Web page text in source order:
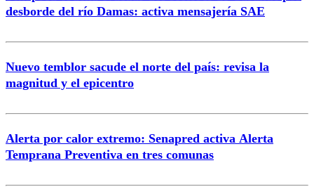
desborde del río Damas: activa mensajería SAE
Nuevo temblor sacude el norte del país: revisa la
magnitud y el epicentro
Alerta por calor extremo: Senapred activa Alerta
Temprana Preventiva en tres comunas